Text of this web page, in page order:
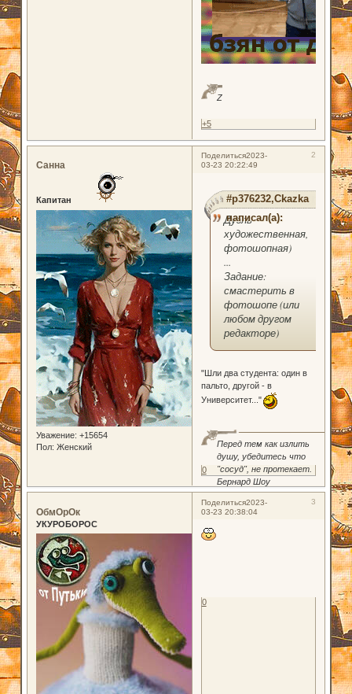
Z
+5
Поделиться 2
2023-
03-23 20:22:49
Санна
Капитан
Уважение: +15654
Пол: Женский
#p376232,Ckazka
написал(а):
Дуэль
художественная,
фотошопная)
...
Задание:
смастерить в
фотошопе (или
любом другом
редакторе)
"Шли два студента: один в
пальто, другой - в
Университет..."
Перед тем как излить
душу, убедитесь что
"сосуд", не протекает.
Бернард Шоу
0
Поделиться 3
2023-
03-23 20:38:04
ОбмОрОк
УКУРОБОРОС
0